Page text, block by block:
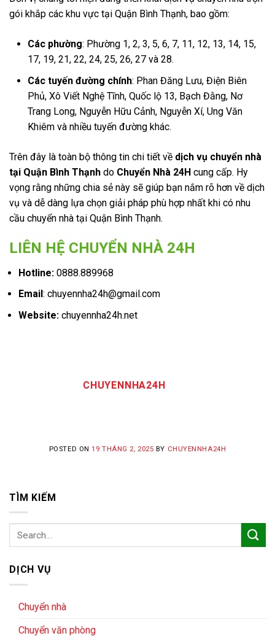
gói khắp các khu vực tại Quận Bình Thạnh, bao gồm:
Các phường: Phường 1, 2, 3, 5, 6, 7, 11, 12, 13, 14, 15,
17, 19, 21, 22, 24, 25, 26, 27 và 28.
Các tuyến đường chính: Phan Đăng Lưu, Điện Biên
Phủ, Xô Viết Nghệ Tĩnh, Quốc lộ 13, Bạch Đằng, Nơ
Trang Long, Nguyễn Hữu Cảnh, Nguyễn Xí, Ung Văn
Khiêm và nhiều tuyến đường khác.
Trên đây là toàn bộ thông tin chi tiết về dịch vụ chuyển nhà
tại Quận Bình Thạnh do Chuyển Nhà 24H cung cấp. Hy
vọng rằng những chia sẻ này sẽ giúp bạn nắm rõ hơn về dịch
vụ và dễ dàng lựa chọn giải pháp phù hợp nhất khi có nhu
cầu chuyển nhà tại Quận Bình Thạnh.
LIÊN HỆ CHUYỂN NHÀ 24H
Hotline: 0888.889968
Email : chuyennha24h@gmail.com
Website: chuyennha24h.net
CHUYENNHA24H
POSTED ON19 THÁNG 2, 2025 BY CHUYENNHA24H
TÌM KIẾM
DỊCH VỤ
Chuyển nhà
Chuyển văn phòng